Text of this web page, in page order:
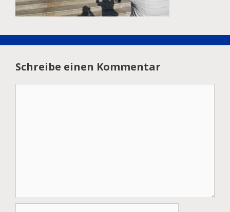
Schreibe einen Kommentar